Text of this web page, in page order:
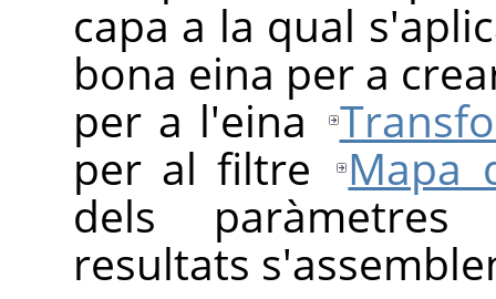
capa a la qual
bona eina per a
per a l'eina
per al filtre
Mapa
dels
resultats